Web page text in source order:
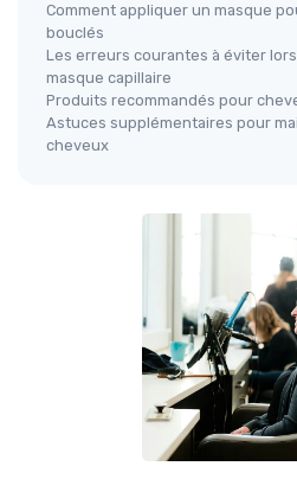
Comment appliquer un masque
bouclés
Les erreurs courantes à éviter
masque capillaire
Produits recommandés pour
Astuces supplémentaires pour
cheveux